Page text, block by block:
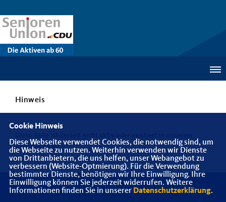
Hinweis
Angebot nicht.
Cookie Hinweis
Diese Webseite verwendet Cookies, die notwendig sind, um
die Webseite zu nutzen. Weiterhin verwenden wir Dienste
von Drittanbietern, die uns helfen, unser Webangebot zu
verbessern (Website-Optmierung). Für die Verwendung
bestimmter Dienste, benötigen wir Ihre Einwilligung. Ihre
Einwilligung können Sie jederzeit widerrufen. Weitere
Informationen finden Sie in unserer Datenschutzerklärung.